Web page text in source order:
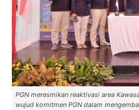
PGN meresmikan reaktivasi area
wujud komitmen PGN dalam